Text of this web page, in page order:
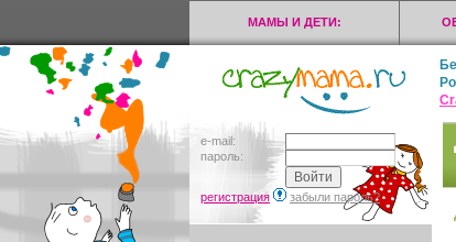
МАМЫ И ДЕТИ:
e-mail:
пароль:
регистрация забыли пароль?